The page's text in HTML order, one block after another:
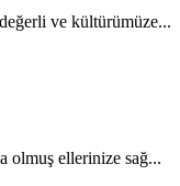
ve kültürümüze...
olmuş ellerinize sağ...